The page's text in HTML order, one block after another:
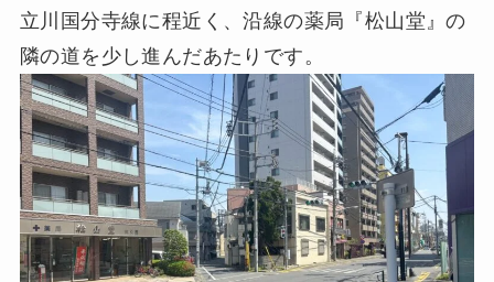
立川国分寺線に程近く、沿線の薬局『松山堂』の
隣の道を少し進んだあたりです。